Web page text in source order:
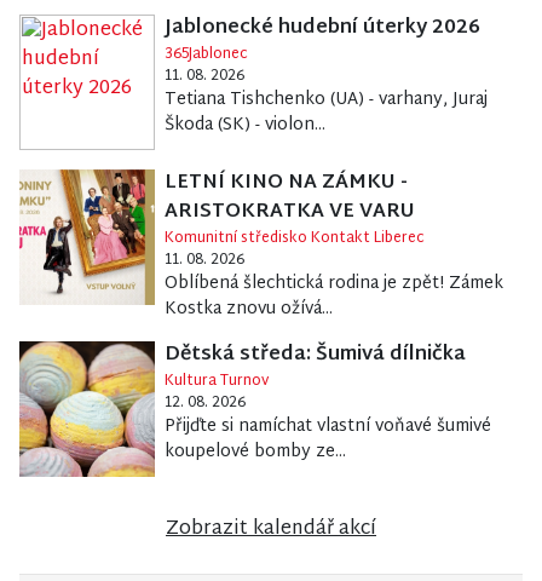
Jablonecké hudební úterky 2026
365Jablonec
11. 08. 2026
Tetiana Tishchenko (UA) - varhany, Juraj
Škoda (SK) - violon...
LETNÍ KINO NA ZÁMKU -
ARISTOKRATKA VE VARU
Komunitní středisko Kontakt Liberec
11. 08. 2026
Oblíbená šlechtická rodina je zpět! Zámek
Kostka znovu ožívá...
Dětská středa: Šumivá dílnička
Kultura Turnov
12. 08. 2026
Přijďte si namíchat vlastní voňavé šumivé
koupelové bomby ze...
Zobrazit kalendář akcí